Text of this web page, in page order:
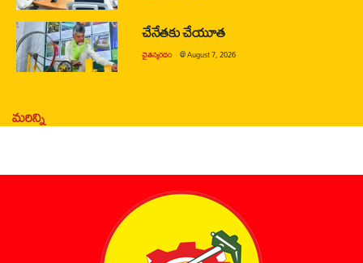
చేనేతకు చేయూత
చైతన్యరధం @August 7, 2026
మరిన్ని